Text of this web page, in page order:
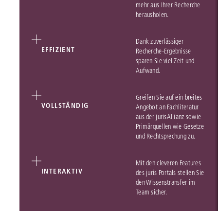
mehr aus Ihrer Recherche
herausholen.
EFFIZIENT
Dank zuverlässiger
Recherche-Ergebnisse
sparen Sie viel Zeit und
Aufwand.
VOLLSTÄNDIG
Greifen Sie auf ein breites
Angebot an Fachliteratur
aus der jurisAllianz sowie
Primärquellen wie Gesetze
und Rechtsprechung zu.
INTERAKTIV
Mit den cleveren Features
des juris Portals stellen Sie
den Wissenstransfer im
Team sicher.